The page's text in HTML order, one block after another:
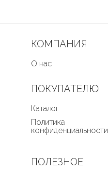
КОМПАНИЯ
О нас
ПОЛЕЗНОЕ
ПОКУПАТЕЛЮ
Каталог
Политика
конфиденциальности